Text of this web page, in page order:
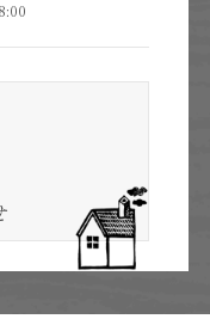
ります。しか
客様個人を特定
のコンピュータ
小規模のデー
憶することがあ